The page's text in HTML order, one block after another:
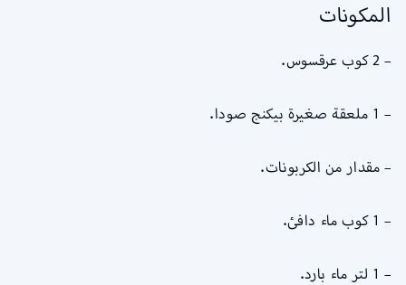
المكونات
– 2 كوب عرقسوس.
– 1 ملعقة صغيرة بيكنج صودا.
– مقدار من الكربونات.
– 1 كوب ماء دافئ.
– 1 لتر ماء بارد.